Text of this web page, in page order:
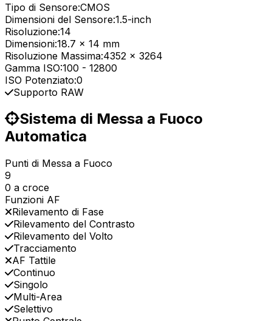
Tipo di Sensore:CMOS
Dimensioni del Sensore:1.5-inch
Risoluzione:14
Dimensioni:18.7 x 14 mm
Risoluzione Massima:4352 x 3264
Gamma ISO:100 - 12800
ISO Potenziato:0
Supporto RAW
Sistema di Messa a Fuoco
Automatica
Punti di Messa a Fuoco
9
0 a croce
Funzioni AF
Rilevamento di Fase
Rilevamento del Contrasto
Rilevamento del Volto
Tracciamento
AF Tattile
Continuo
Singolo
Multi-Area
Selettivo